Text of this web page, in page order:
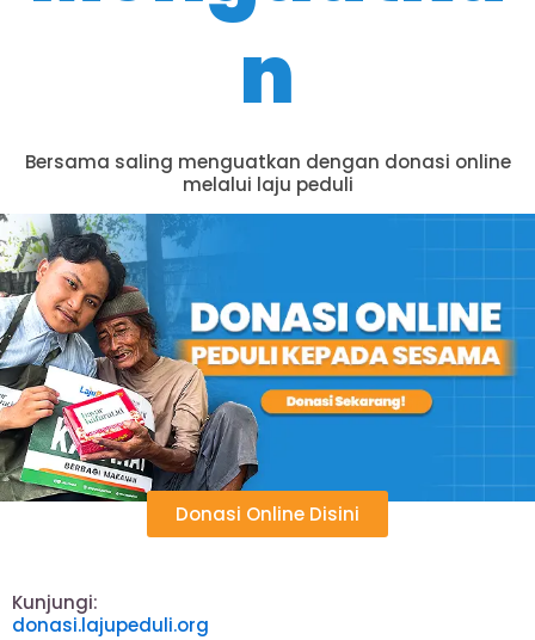
n
Bersama saling menguatkan dengan donasi online
melalui laju peduli
Donasi Online Disini
Kunjungi:
donasi.lajupeduli.org